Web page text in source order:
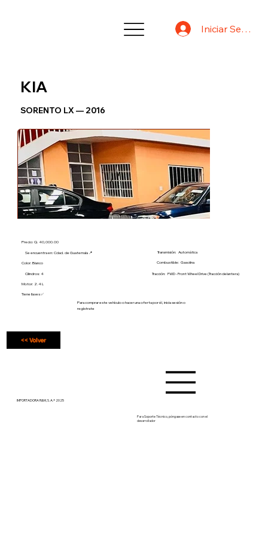
Iniciar Sesión
Color: Blanco
Motor: 2.4 L
Transmisión:
Combustible:
Tracción:
Automática
FWD - Front Wheel Drive (Tracción delantera)
Gasolina
Tiene llaves ✅
Precio: Q. 40,000.00
Se encuentra en: Cdad. de Guatemala 📍
Cilindros: 4
<< Volver
Para comprar este vehículo o hacer una oferta por él, inicia sesión o
regístrate
KIA
SORENTO LX — 2016
IMPORTADORA R&M, S. A.® 2025
Para Soporte Técnico, póngase en contacto con el
desarrollador